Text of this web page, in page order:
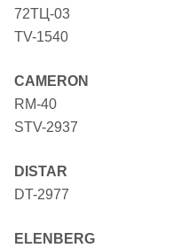
72ТЦ-03
TV-1540
CAMERON
RM-40
STV-2937
DISTAR
DT-2977
ELENBERG